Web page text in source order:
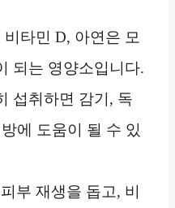
타민 D, 아연은 모
되는 영양소입니다.
섭취하면 감기, 독
에 도움이 될 수 있
부 재생을 돕고, 비